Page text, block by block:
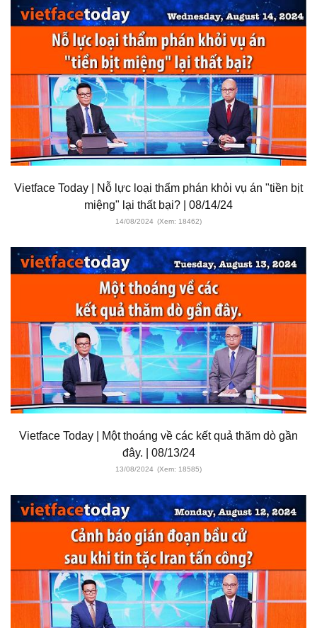
Vietface Today | Nỗ lực loại thẩm phán khỏi vụ án "tiền bịt
miệng" lại thất bại? | 08/14/24
14/08/2024 (Xem: 18462)
Vietface Today | Một thoáng về các kết quả thăm dò gần
đây. | 08/13/24
13/08/2024 (Xem: 18585)